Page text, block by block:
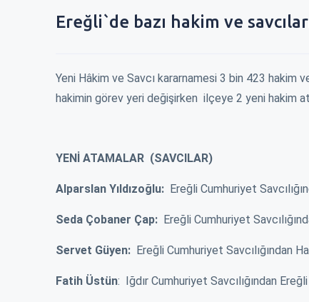
Ereğli`de bazı hakim ve
Yeni Hâkim ve Savcı kararnamesi 3 bin 423 hakim
hakimin görev yeri değişirken ilçeye 2 yeni hakim
YENİ ATAMALAR (SAVCILAR)
Alparslan Yıldızoğlu: Ereğli Cumhuriyet
Seda Çobaner Çap: Ereğli Cumhuriyet
Servet Güyen: Ereğli Cumhuriyet Savcılığından
Fatih Üstün: Iğdır Cumhuriyet Savcılığından
En son ağustos ayında 60 tl olmuş kısa
ÇALDILAR !